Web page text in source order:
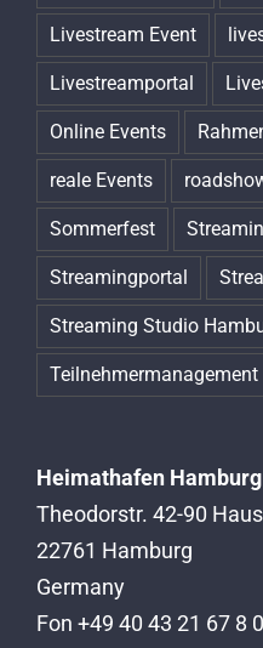
Livestream Event
Livestreamportal
Online Events
reale Events
Sommerfest
Streamingportal
Streaming Studio
Teilnehmermanagement
Heimathafen
Theodorstr. 42-90
22761 Hamburg
Germany
Fon +49 40 43 21 67 8